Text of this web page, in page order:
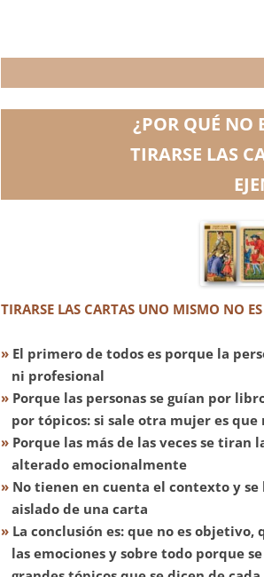
¿POR QUÉ NO
TIRARSE LAS
TIRARSE LAS CARTAS UNO MISMO NO
» El primero de todos es porque la
ni profesional
» Porque las personas se guían por
por tópicos: si sale otra mujer es que
» Porque las más de las veces se tiran
alterado emocionalmente
» No tienen en cuenta el contexto y
aislado de una carta
» La conclusión es: que no es objetivo,
las emociones y sobre todo porque